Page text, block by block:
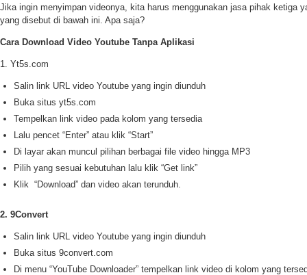
Jika ingin menyimpan videonya, kita harus menggunakan jasa pihak ketiga
yang disebut di bawah ini. Apa saja?
Cara Download Video Youtube Tanpa Aplikasi
1. Yt5s.com
Salin link URL video Youtube yang ingin diunduh
Buka situs yt5s.com
Tempelkan link video pada kolom yang tersedia
Lalu pencet “Enter” atau klik “Start”
Di layar akan muncul pilihan berbagai file video hingga MP3
Pilih yang sesuai kebutuhan lalu klik “Get link”
Klik “Download” dan video akan terunduh.
2. 9Convert
Salin link URL video Youtube yang ingin diunduh
Buka situs 9convert.com
Di menu “YouTube Downloader” tempelkan link video di kolom yang